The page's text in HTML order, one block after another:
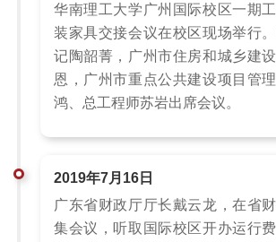
华南理工大学广州国际校区一期
装家具交接会议在校区现场举行
记陶韶菁，广州市住房和城乡建
恩，广州市重点公共建设项目管
鸿、总工程师苏岩出席会议。
2019年7月16日
广东省财政厅厅长戴云龙，在省
集会议，听取国际校区开办运行